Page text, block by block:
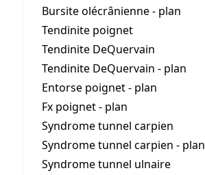
Bursite olécrânienne - plan
Tendinite poignet
Tendinite DeQuervain
Tendinite DeQuervain - plan
Entorse poignet - plan
Fx poignet - plan
Syndrome tunnel carpien
Syndrome tunnel carpien - plan
Syndrome tunnel ulnaire